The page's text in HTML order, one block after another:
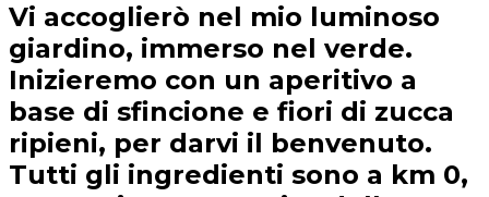
Vi accoglierò nel mio luminoso
giardino, immerso nel verde.
Inizieremo con un aperitivo a
base di sfincione e fiori di zucca
ripieni, per darvi il benvenuto.
Tutti gli ingredienti sono a km 0,